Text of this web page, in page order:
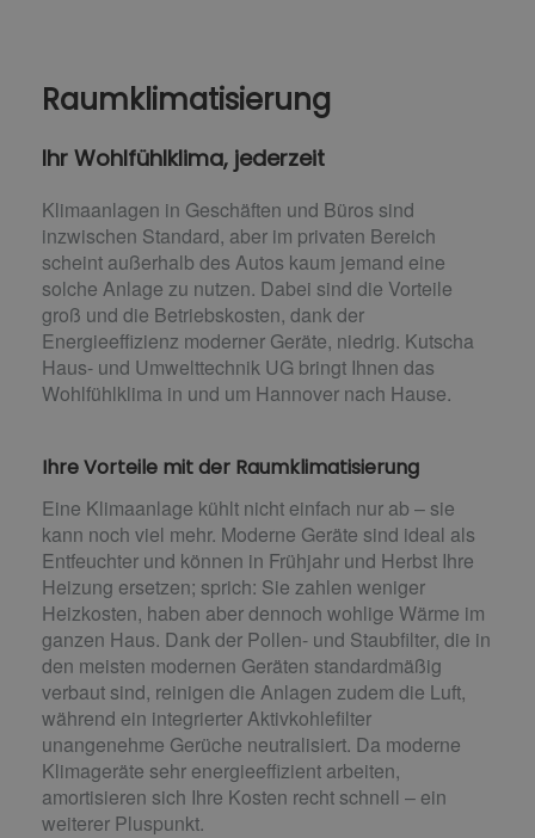
Raumklimatisierung
Ihr Wohlfühlklima, jederzeit
Klimaanlagen in Geschäften und Büros sind
inzwischen Standard, aber im privaten Bereich
scheint außerhalb des Autos kaum jemand eine
solche Anlage zu nutzen. Dabei sind die Vorteile
groß und die Betriebskosten, dank der
Energieeffizienz moderner Geräte, niedrig. Kutscha
Haus- und Umwelttechnik UG bringt Ihnen das
Wohlfühlklima in und um Hannover nach Hause.
Ihre Vorteile mit der Raumklimatisierung
Eine Klimaanlage kühlt nicht einfach nur ab – sie
kann noch viel mehr. Moderne Geräte sind ideal als
Entfeuchter und können in Frühjahr und Herbst Ihre
Heizung ersetzen; sprich: Sie zahlen weniger
Heizkosten, haben aber dennoch wohlige Wärme im
ganzen Haus. Dank der Pollen- und Staubfilter, die in
den meisten modernen Geräten standardmäßig
verbaut sind, reinigen die Anlagen zudem die Luft,
während ein integrierter Aktivkohlefilter
unangenehme Gerüche neutralisiert. Da moderne
Klimageräte sehr energieeffizient arbeiten,
amortisieren sich Ihre Kosten recht schnell – ein
weiterer Pluspunkt.